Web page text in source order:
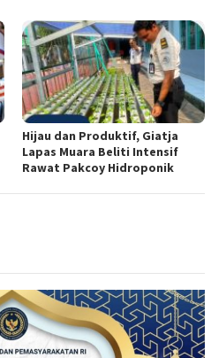
Hijau dan Produktif, Giatja
Lapas Muara Beliti Intensif
Rawat Pakcoy Hidroponik